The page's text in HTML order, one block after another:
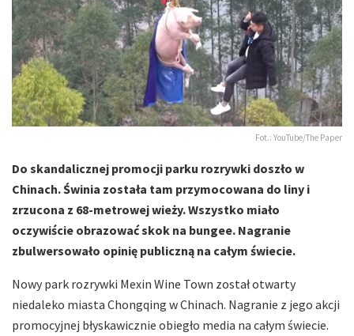
Fot.: YouTube/The Paper
Do skandalicznej promocji parku rozrywki doszło w
Chinach. Świnia została tam przymocowana do liny i
zrzucona z 68-metrowej wieży. Wszystko miało
oczywiście obrazować skok na bungee. Nagranie
zbulwersowało opinię publiczną na całym świecie.
Nowy park rozrywki Mexin Wine Town został otwarty
niedaleko miasta Chongqing w Chinach. Nagranie z jego akcji
promocyjnej błyskawicznie obiegło media na całym świecie.